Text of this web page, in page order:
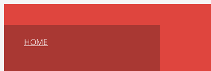
Skip
HOME
MENU
MENU
MENU
MENU
MENU
MENU
MENU
MENU
MENU